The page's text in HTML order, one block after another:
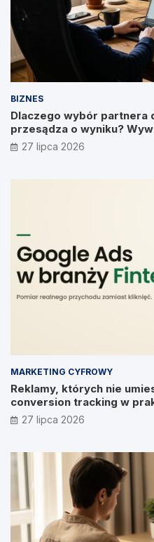
BIZNES
Dlaczego wybór partnera
przesądza o wyniku?
Prymakowskim, CEO IT
27 lipca 2026
MARKETING CYFROWY
Reklamy, których nie
conversion tracking w
27 lipca 2026